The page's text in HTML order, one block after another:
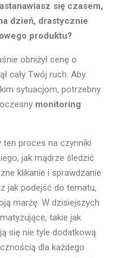
się czasem,
dzień, drastycznie
produktu?
obniżył cenę o
cały Twój ruch. Aby
sytuacjom, potrzebny
monitoring
ten proces na czynniki
jak mądrze śledzić
klikanie i sprawdzanie
jak podejść do tematu,
marżę. W dzisiejszych
takie jak
się nie tyle dodatkową
dla każdego